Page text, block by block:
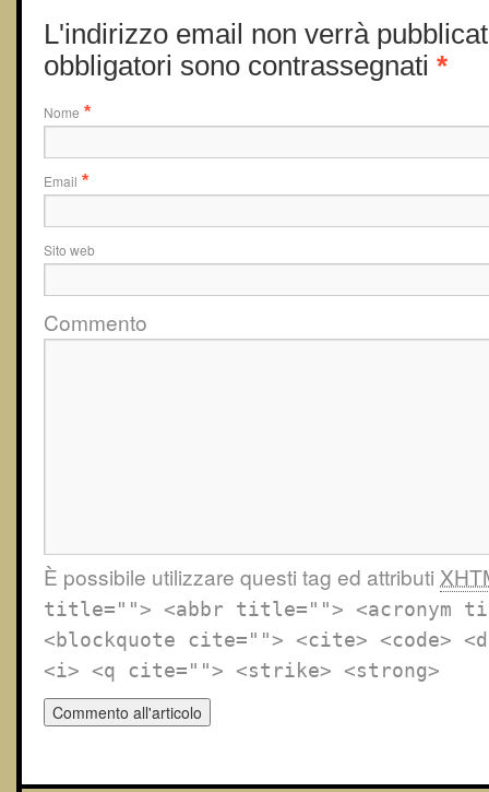
L'indirizzo email non verrà
obbligatori sono contrassegnati *
Nome *
Email *
Sito web
Commento
È possibile utilizzare questi tag ed attributi
title=""> <abbr title=""> <acronym
<blockquote cite=""> <cite> <code>
<i> <q cite=""> <strike> <strong>